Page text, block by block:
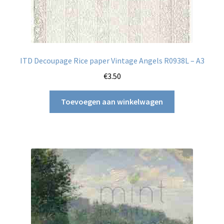
ITD Decoupage Rice paper Vintage Angels R0938L – A3
€3.50
Toevoegen aan winkelwagen